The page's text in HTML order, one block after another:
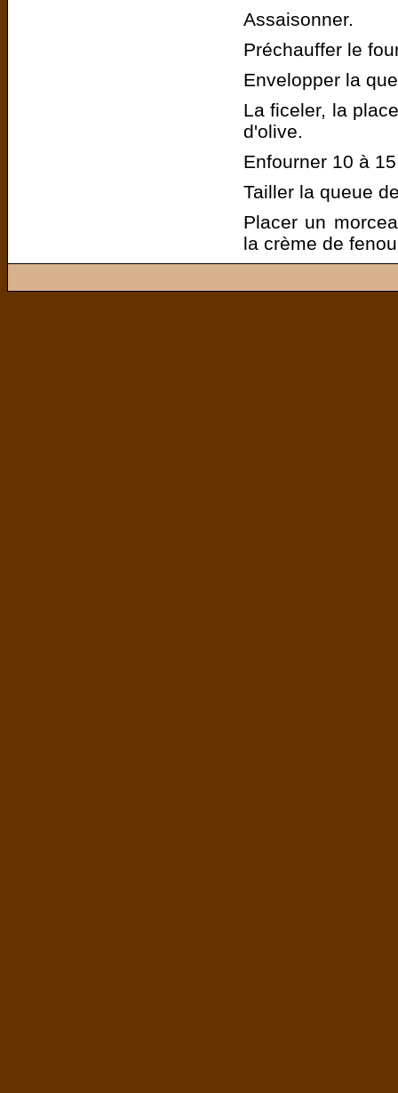
Assaisonner.
Préchauffer le
Envelopper la
La ficeler, la
d'olive.
Enfourner 10 à
Tailler la queue
Placer un
la crème de